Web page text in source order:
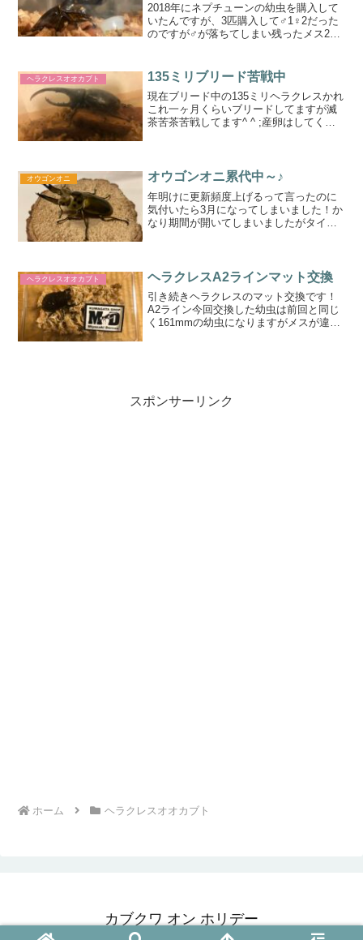
2018年にネプチューンの幼虫を購入して
いたんですが、3匹購入して♂1♀2だった
のですが♂が落ちてしまい残ったメス2匹
リードに挑戦してみました！掛け合わせ
たオスは昨年8...
ヘラクレスオオカブト 135ミリブリード苦戦中
現在ブリード中の135ミリヘラクレスかれ
これ一ヶ月くらいブリードしてますが滅
茶苦茶苦戦してます^ ^ ;産卵はしてくれ
ますが中々上手...
オウゴンオニ オウゴンオニ累代中～♪
年明けに更新頻度上げるって言ったのに
気付いたら3月になってしまいました！か
なり期間が開いてしまいましたがタイオ
体がいますほとんどの...
ヘラクレスオオカブト ヘラクレスA2ラインマット交換
引き続きヘラクレスのマット交換です！
A2ライン今回交換した幼虫は前回と同じ
く161mmの幼虫になりますがメスが違い
スポンサーリンク
ホーム ヘラクレスオオカブト
カブクワ オン ホリデー